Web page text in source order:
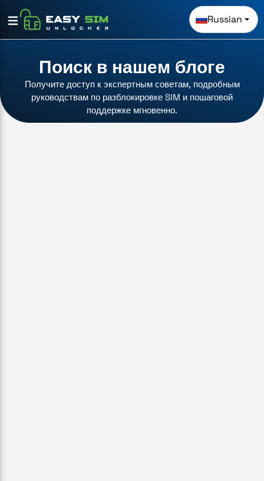
Russian
Поиск в нашем блоге
Получите доступ к экспертным советам, подробным
руководствам по разблокировке SIM и пошаговой
поддержке мгновенно.